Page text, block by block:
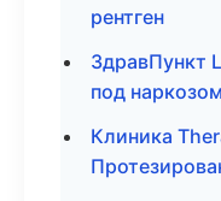
рентген
ЗдравПункт
под наркозом
Клиника